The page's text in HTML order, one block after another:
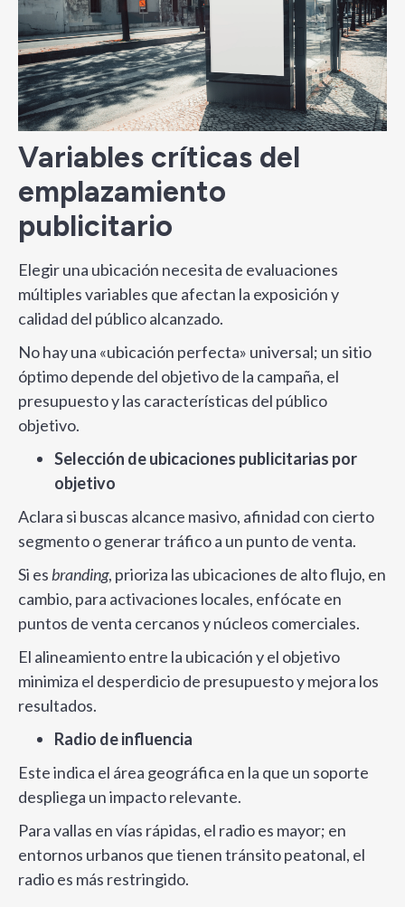
Variables críticas del
emplazamiento
publicitario
Elegir una ubicación necesita de evaluaciones
múltiples variables que afectan la exposición y
calidad del público alcanzado.
No hay una «ubicación perfecta» universal; un sitio
óptimo depende del objetivo de la campaña, el
presupuesto y las características del público
objetivo.
Selección de ubicaciones publicitarias por
objetivo
Aclara si buscas alcance masivo, afinidad con cierto
segmento o generar tráfico a un punto de venta.
Si es branding, prioriza las ubicaciones de alto flujo, en
cambio, para activaciones locales, enfócate en
puntos de venta cercanos y núcleos comerciales.
El alineamiento entre la ubicación y el objetivo
minimiza el desperdicio de presupuesto y mejora los
resultados.
Radio de influencia
Este indica el área geográfica en la que un soporte
despliega un impacto relevante.
Para vallas en vías rápidas, el radio es mayor; en
entornos urbanos que tienen tránsito peatonal, el
radio es más restringido.